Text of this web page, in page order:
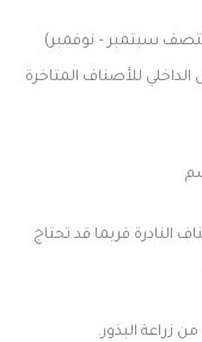
سبتمبر – نوفمبر)
الداخلي للأصناف المتاخرة
النادرة فربما قد تحتاج
زراعة البذور.